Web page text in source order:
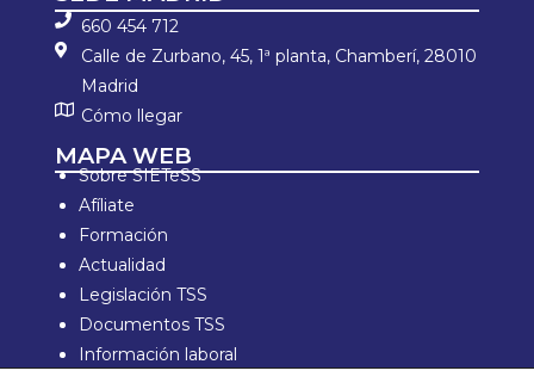
660 454 712
Calle de Zurbano, 45, 1ª planta, Chamberí, 28010
Madrid
Cómo llegar
MAPA WEB
Sobre SIETeSS
Afíliate
Formación
Actualidad
Legislación TSS
Documentos TSS
Información laboral